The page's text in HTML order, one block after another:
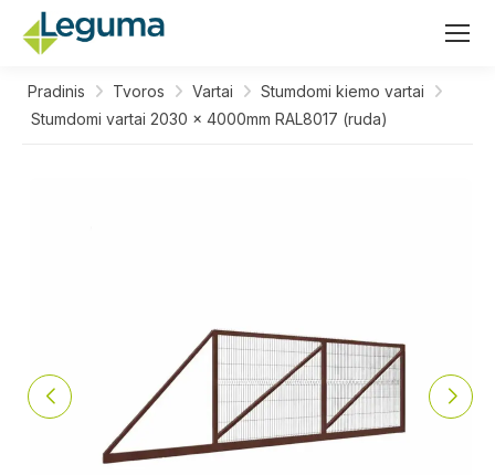
Pradinis Tvoros Vartai
Stumdomi kiemo vartai
Stumdomi vartai 2030 x 4000mm RAL8017 (ruda)